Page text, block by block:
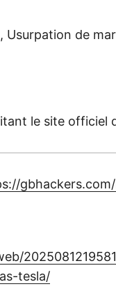
de
le site officiel
tesla/